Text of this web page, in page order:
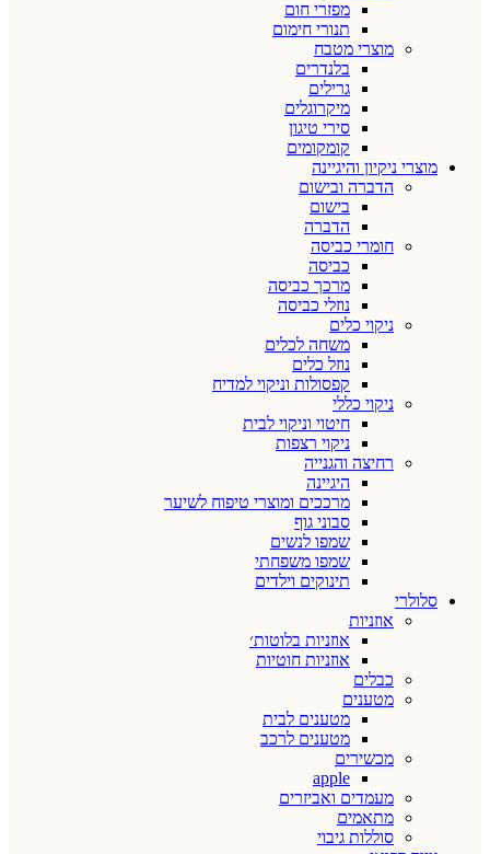
מפזרי חום
תנורי חימום
מוצרי מטבח
בלנדרים
גרילים
מיקרוגלים
סירי טיגון
קומקומים
מוצרי ניקיון והיגיינה
הדברה ובישום
בישום
הדברה
חומרי כביסה
כביסה
מרכך כביסה
נוזלי כביסה
ניקוי כלים
משחה לכלים
נוזל כלים
קפסולות וניקוי למדיח
ניקוי כללי
חיטוי וניקוי לבית
ניקוי רצפות
רחיצה והגנייה
היגיינה
מרככים ומוצרי טיפוח לשיער
סבוני גוף
שמפו לנשים
שמפו משפחתי
תינוקים וילדים
סלולרי
אוזניות
אוזניות בלוטות׳
אוזניות חוטיות
כבלים
מטענים
מטענים לבית
מטענים לרכב
מכשירים
apple
מעמדים ואביזרים
מתאמים
סוללות גיבוי